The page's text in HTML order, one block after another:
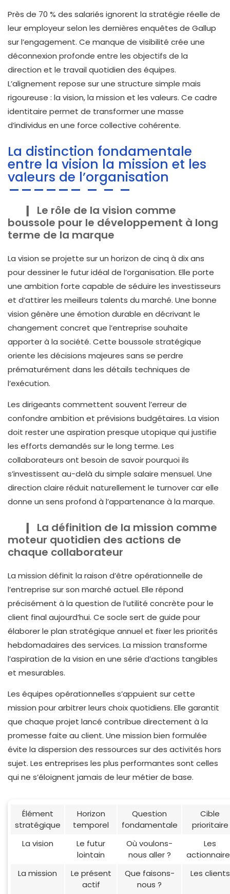
Près de 70 % des salariés ignorent la stratégie réelle de
leur employeur selon les dernières enquêtes de Gallup
sur l’engagement. Ce manque de visibilité crée une
déconnexion profonde entre les objectifs de la
direction et le travail quotidien des équipes.
L’alignement repose sur une structure simple mais
rigoureuse : la vision, la mission et les valeurs. Ce cadre
identitaire permet de transformer une masse
d’individus en une force collective cohérente.
La distinction fondamentale
entre la vision la mission et les
valeurs de l’organisation
Le rôle de la vision comme
boussole pour le développement à long
terme de la marque
La vision se projette sur un horizon de cinq à dix ans
pour dessiner le futur idéal de l’organisation. Elle porte
une ambition forte capable de séduire les investisseurs
et d’attirer les meilleurs talents du marché. Une bonne
vision génère une émotion durable en décrivant le
changement concret que l’entreprise souhaite
apporter à la société. Cette boussole stratégique
oriente les décisions majeures sans se perdre
prématurément dans les détails techniques de
l’exécution.
Les dirigeants commettent souvent l’erreur de
confondre ambition et prévisions budgétaires. La vision
doit rester une aspiration presque utopique qui justifie
les efforts demandés sur le long terme. Les
collaborateurs ont besoin de savoir pourquoi ils
s’investissent au-delà du simple salaire mensuel. Une
direction claire réduit naturellement le turnover car elle
donne un sens profond à l’appartenance à la marque.
La définition de la mission comme
moteur quotidien des actions de
chaque collaborateur
La mission définit la raison d’être opérationnelle de
l’entreprise sur son marché actuel. Elle répond
précisément à la question de l’utilité concrète pour le
client final aujourd’hui. Ce socle sert de guide pour
élaborer le plan stratégique annuel et fixer les priorités
hebdomadaires des services. La mission transforme
l’aspiration de la vision en une série d’actions tangibles
et mesurables.
Les équipes opérationnelles s’appuient sur cette
mission pour arbitrer leurs choix quotidiens. Elle garantit
que chaque projet lancé contribue directement à la
promesse faite au client. Une mission bien formulée
évite la dispersion des ressources sur des activités hors
sujet. Les entreprises les plus performantes sont celles
qui ne s’éloignent jamais de leur métier de base.
Élément
stratégique
Horizon
temporel
Question
fondamentale
Cible
prioritaire
La vision
Le futur
lointain
Où voulons-
nous aller ?
Les
La mission
Le présent
actif
Que faisons-
nous ?
Les clients